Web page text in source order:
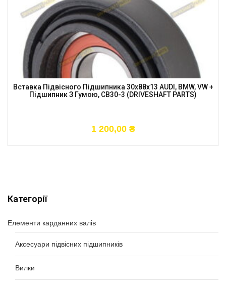
Категорії
Елементи карданних валів
Аксесуари підвісних підшипників
Вилки
Вставка Підвісного Підшипника 30x88x13 AUDI, BMW, VW +
Підшипник З Гумою, CB30-3 (DRIVESHAFT PARTS)
1 200,00 ₴